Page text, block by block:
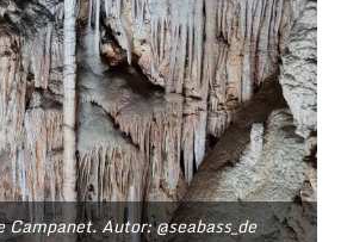
Campanet. Autor: @seabass_de